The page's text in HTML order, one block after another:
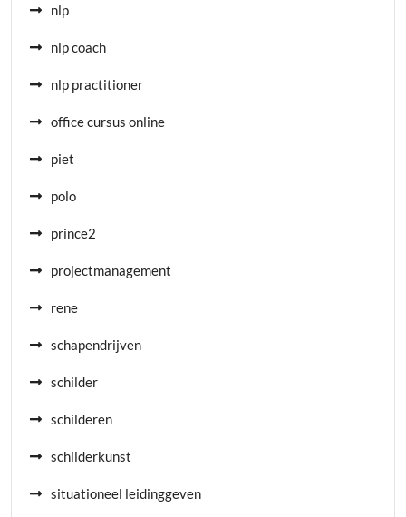
nlp
nlp coach
nlp practitioner
office cursus online
piet
polo
prince2
projectmanagement
rene
schapendrijven
schilder
schilderen
schilderkunst
situationeel leidinggeven